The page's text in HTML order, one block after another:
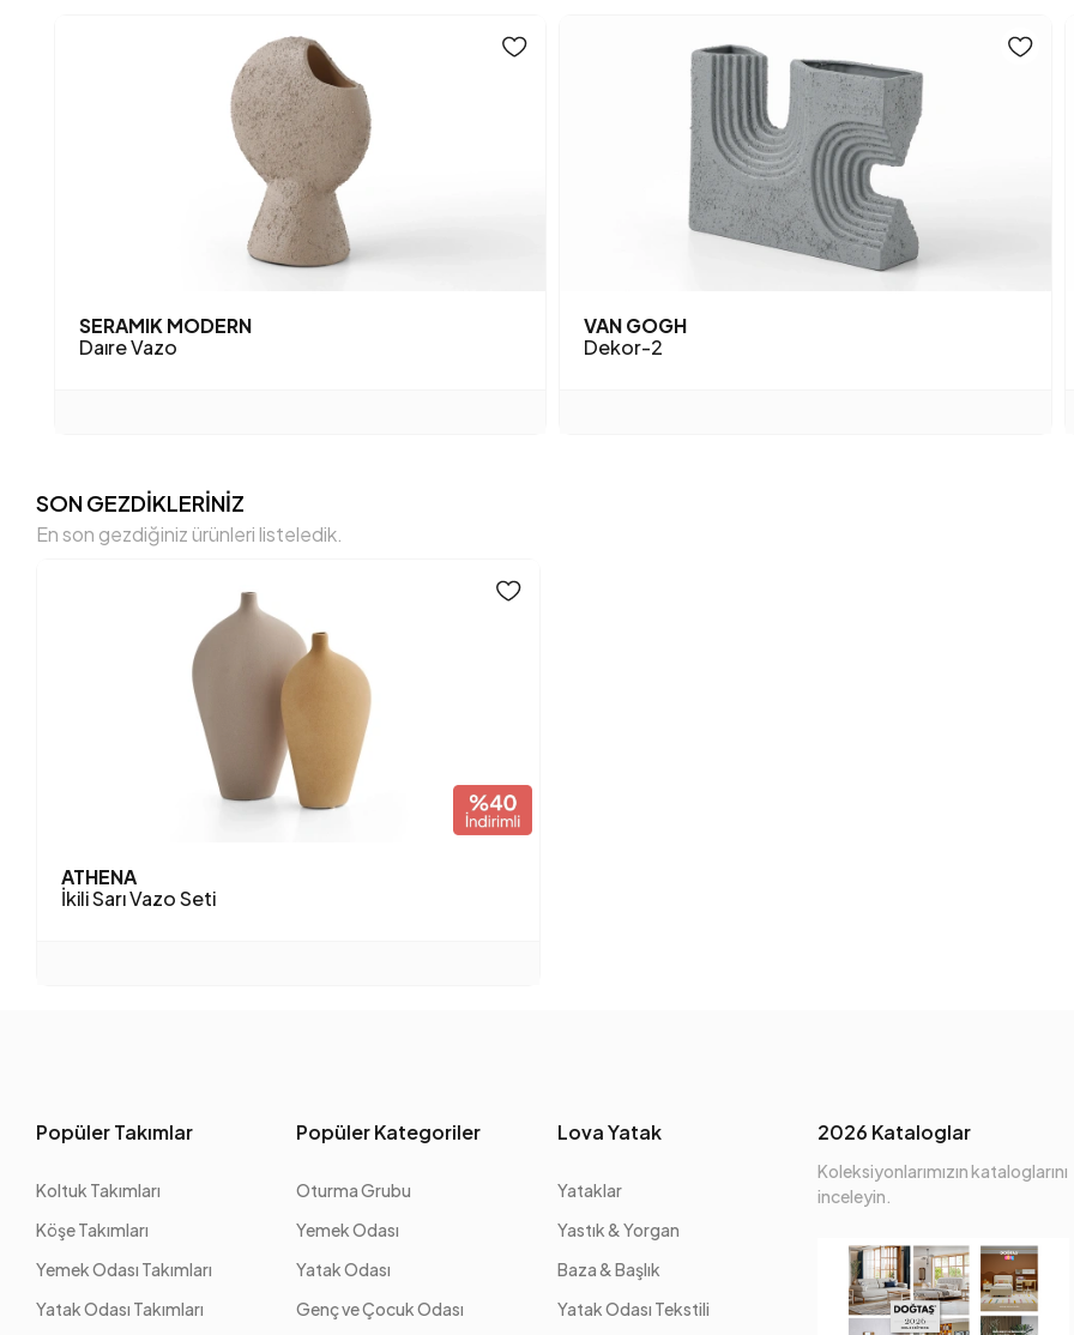
SERAMIK MODERN
Daıre Vazo
VAN GOGH
Dekor-2
SON GEZDİKLERİNİZ
En son gezdiğiniz ürünleri listeledik.
ATHENA
İkili Sarı Vazo Seti
Popüler Takımlar
Koltuk Takımları
Köşe Takımları
Yemek Odası Takımları
Yatak Odası Takımları
Popüler Kategoriler
Oturma Grubu
Yemek Odası
Yatak Odası
Genç ve Çocuk Odası
Lova Yatak
Yataklar
Yastık & Yorgan
Baza & Başlık
Yatak Odası Tekstili
2026 Kataloglar
Koleksiyonlarımızın kataloglarını
inceleyin.